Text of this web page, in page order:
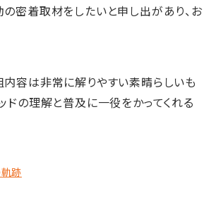
密着取材をしたいと申し出があり、お
容は非常に解りやすい素晴らしいも
ドの理解と普及に一役をかってくれる